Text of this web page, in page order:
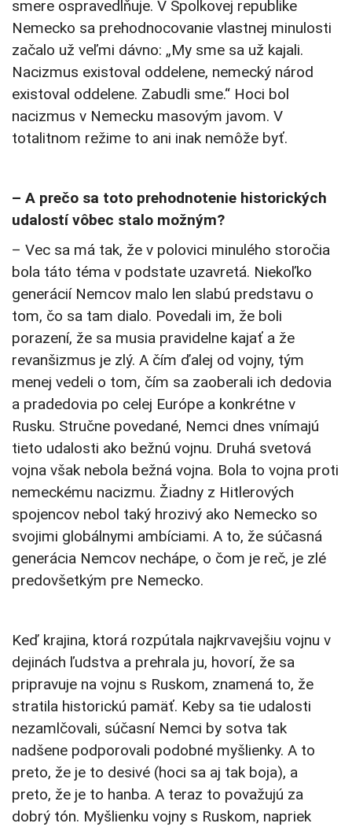
smere ospravedlňuje. V Spolkovej republike
Nemecko sa prehodnocovanie vlastnej minulosti
začalo už veľmi dávno: „My sme sa už kajali.
Nacizmus existoval oddelene, nemecký národ
existoval oddelene. Zabudli sme.“ Hoci bol
nacizmus v Nemecku masovým javom. V
totalitnom režime to ani inak nemôže byť.
– A prečo sa toto prehodnotenie historických
udalostí vôbec stalo možným?
– Vec sa má tak, že v polovici minulého storočia
bola táto téma v podstate uzavretá. Niekoľko
generácií Nemcov malo len slabú predstavu o
tom, čo sa tam dialo. Povedali im, že boli
porazení, že sa musia pravidelne kajať a že
revanšizmus je zlý. A čím ďalej od vojny, tým
menej vedeli o tom, čím sa zaoberali ich dedovia
a pradedovia po celej Európe a konkrétne v
Rusku. Stručne povedané, Nemci dnes vnímajú
tieto udalosti ako bežnú vojnu. Druhá svetová
vojna však nebola bežná vojna. Bola to vojna proti
nemeckému nacizmu. Žiadny z Hitlerových
spojencov nebol taký hrozivý ako Nemecko so
svojimi globálnymi ambíciami. A to, že súčasná
generácia Nemcov nechápe, o čom je reč, je zlé
predovšetkým pre Nemecko.
Keď krajina, ktorá rozpútala najkrvavejšiu vojnu v
dejinách ľudstva a prehrala ju, hovorí, že sa
pripravuje na vojnu s Ruskom, znamená to, že
stratila historickú pamäť. Keby sa tie udalosti
nezamlčovali, súčasní Nemci by sotva tak
nadšene podporovali podobné myšlienky. A to
preto, že je to desivé (hoci sa aj tak boja), a
preto, že je to hanba. A teraz to považujú za
dobrý tón. Myšlienku vojny s Ruskom, napriek